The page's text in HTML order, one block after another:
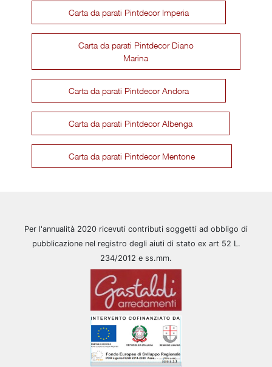
Carta da parati Pintdecor Imperia
Carta da parati Pintdecor Diano
Marina
Carta da parati Pintdecor Andora
Carta da parati Pintdecor Albenga
Carta da parati Pintdecor Mentone
Per l'annualità 2020 ricevuti contributi soggetti ad obbligo di
pubblicazione nel registro degli aiuti di stato ex art 52 L.
234/2012 e ss.mm.